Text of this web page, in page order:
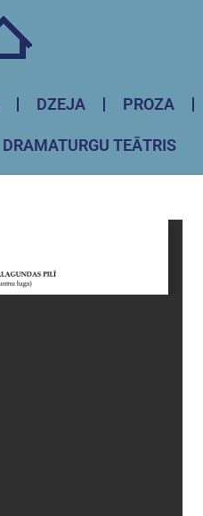
DZEJA PROZA
DRAMATURGU TEĀTRIS